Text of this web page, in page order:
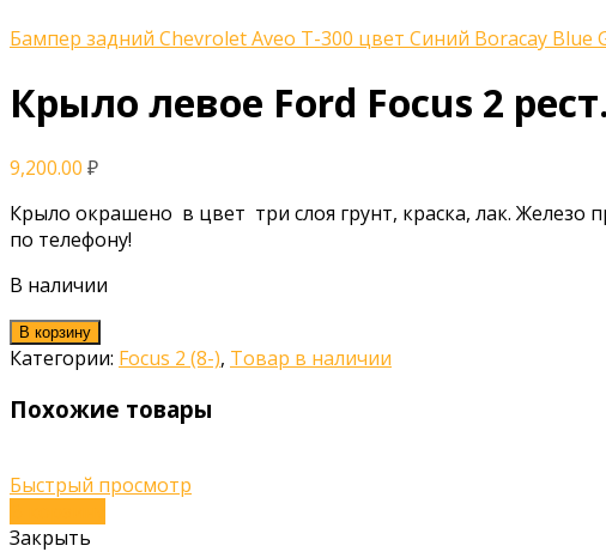
Бампер задний Chevrolet Aveo T-300 цвет Синий Boracay Blue
Крыло левое Ford Focus 2
9,200.00 ₽
Крыло окрашено в цвет три слоя грунт, краска, лак. Железо
по телефону!
В наличии
В корзину
Категории: Focus 2 (8-), Товар в наличии
Похожие товары
Быстрый просмотр
Закрыть